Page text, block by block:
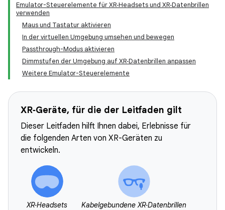
Emulator-Steuerelemente für XR‑Headsets und XR‑Datenbrillen
verwenden
Maus und Tastatur aktivieren
In der virtuellen Umgebung umsehen und bewegen
Passthrough-Modus aktivieren
Dimmstufen der Umgebung auf XR‑Datenbrillen anpassen
Weitere Emulator-Steuerelemente
XR‑Geräte, für die der Leitfaden gilt
Dieser Leitfaden hilft Ihnen dabei, Erlebnisse für
die folgenden Arten von XR-Geräten zu
entwickeln.
XR‑Headsets Kabelgebundene XR‑Datenbrillen